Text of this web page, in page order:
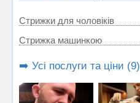
Стрижки для чоловіків
Стрижка машинкою
➡️ Усі послуги та ціни (9)